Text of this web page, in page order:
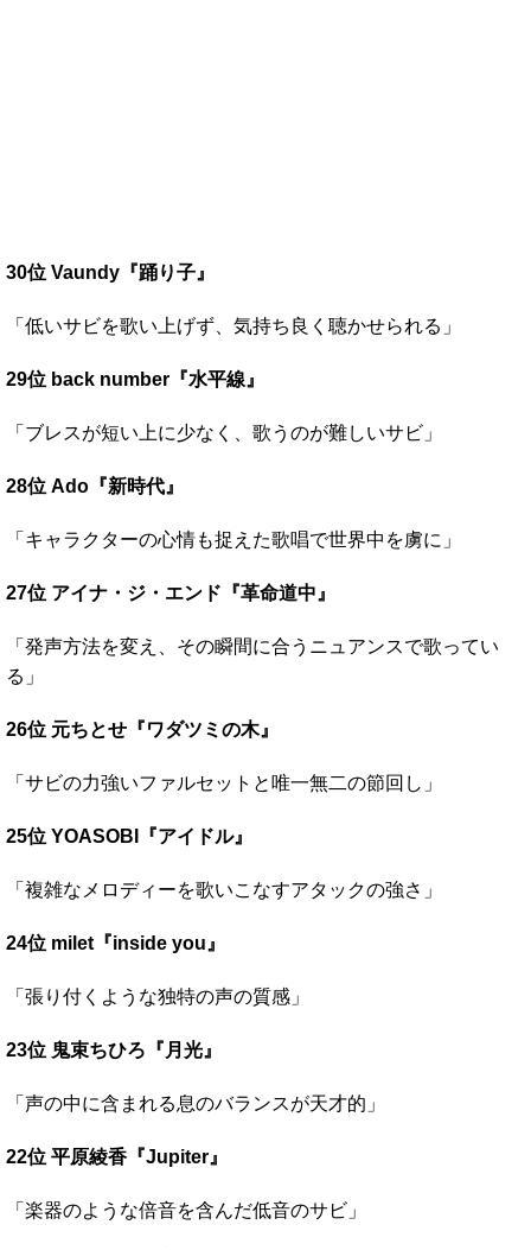
30位 Vaundy『踊り子』
「低いサビを歌い上げず、気持ち良く聴かせられる」
29位 back number『水平線』
「ブレスが短い上に少なく、歌うのが難しいサビ」
28位 Ado『新時代』
「キャラクターの心情も捉えた歌唱で世界中を虜に」
27位 アイナ・ジ・エンド『革命道中』
「発声方法を変え、その瞬間に合うニュアンスで歌ってい
る」
26位 元ちとせ『ワダツミの木』
「サビの力強いファルセットと唯一無二の節回し」
25位 YOASOBI『アイドル』
「複雑なメロディーを歌いこなすアタックの強さ」
24位 milet『inside you』
「張り付くような独特の声の質感」
23位 鬼束ちひろ『月光』
「声の中に含まれる息のバランスが天才的」
22位 平原綾香『Jupiter』
「楽器のような倍音を含んだ低音のサビ」